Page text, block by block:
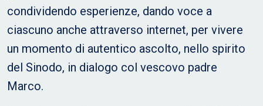
condividendo esperienze, dando voce a
ciascuno anche attraverso internet, per vivere
un momento di autentico ascolto, nello spirito
del Sinodo, in dialogo col vescovo padre
Marco.